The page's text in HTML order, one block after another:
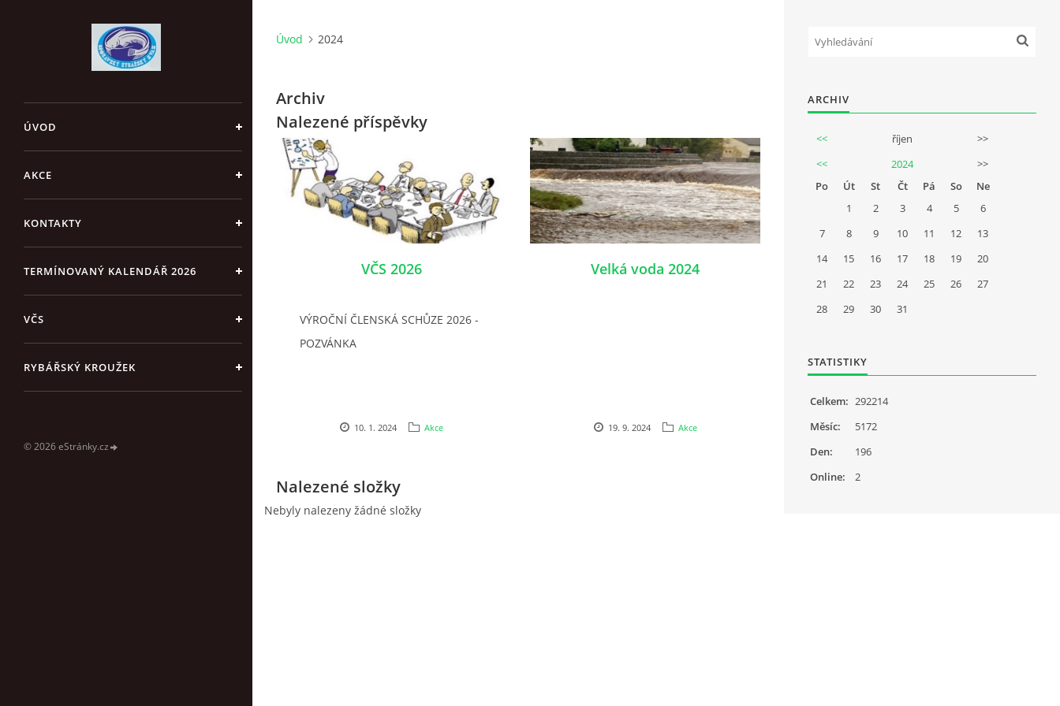
ÚVOD
AKCE
KONTAKTY
TERMÍNOVANÝ KALENDÁŘ 2026
VČS
RYBÁŘSKÝ KROUŽEK
© 2026 eStránky.cz
Úvod 2024
Archiv
Nalezené příspěvky
VČS 2026
VÝROČNÍ ČLENSKÁ SCHŮZE 2026 -
POZVÁNKA
10. 1. 2024 Akce
Velká voda 2024
19. 9. 2024 Akce
Nalezené složky
Nebyly nalezeny žádné složky
ARCHIV
<< říjen
>>
<<
2024
>>
Po
Út St Čt Pá So
Ne
1
2 3 4 5
6
7
8 9 10 11 12
13
14
15 16 17 18 19
20
21
22 23 24 25 26
27
28
29 30 31
STATISTIKY
Online: 2
Celkem: 292214
Měsíc:
5172
Den:
196